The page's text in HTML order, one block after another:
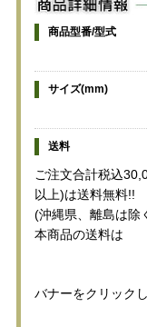
商品型番/型式
サイズ(mm)
送料
ご注文合計税込
以上)は送料無料!!
(沖縄県、離島は除
本商品の送料は
バナーをクリック